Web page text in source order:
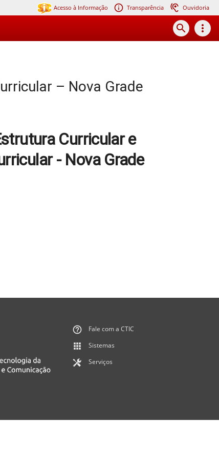
Acesso à Informação Transparência Ouvidoria
search more_vert
– Nova Grade
Curricular e
- Nova Grade
Fale com a CTIC
Sistemas
Serviços